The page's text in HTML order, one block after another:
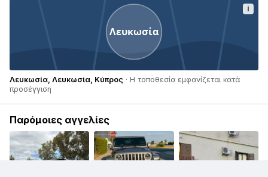
Λευκωσία
i
Λευκωσία, Λευκωσία, Κύπρος · Η τοποθεσία εμφανίζεται κατά
προσέγγιση
Παρόμοιες αγγελίες